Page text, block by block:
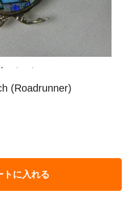
(Roadrunner)
トに入れる